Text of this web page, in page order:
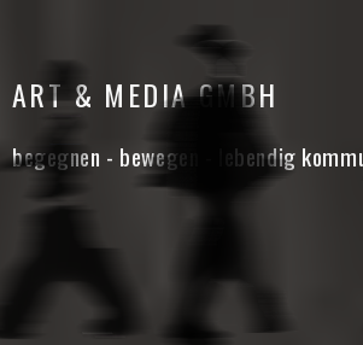
ART & MEDIA GMBH
begegnen - bewegen - lebendig